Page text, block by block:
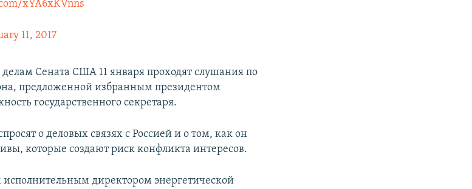
xYA6xKVnns
11, 2017
Сената США 11 января проходят слушания по
предложенной избранным президентом
государственного секретаря.
о деловых связях с Россией и о том, как он
которые создают риск конфликта интересов.
директором энергетической